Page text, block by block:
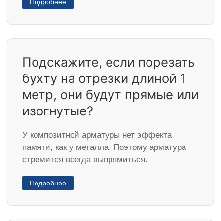
Подробнее
Подскажите, если порезать
бухту на отрезки длиной 1
метр, они будут прямые или
изогнутые?
У композитной арматуры нет эффекта
памяти, как у металла. Поэтому арматура
стремится всегда выпрямиться.
Подробнее